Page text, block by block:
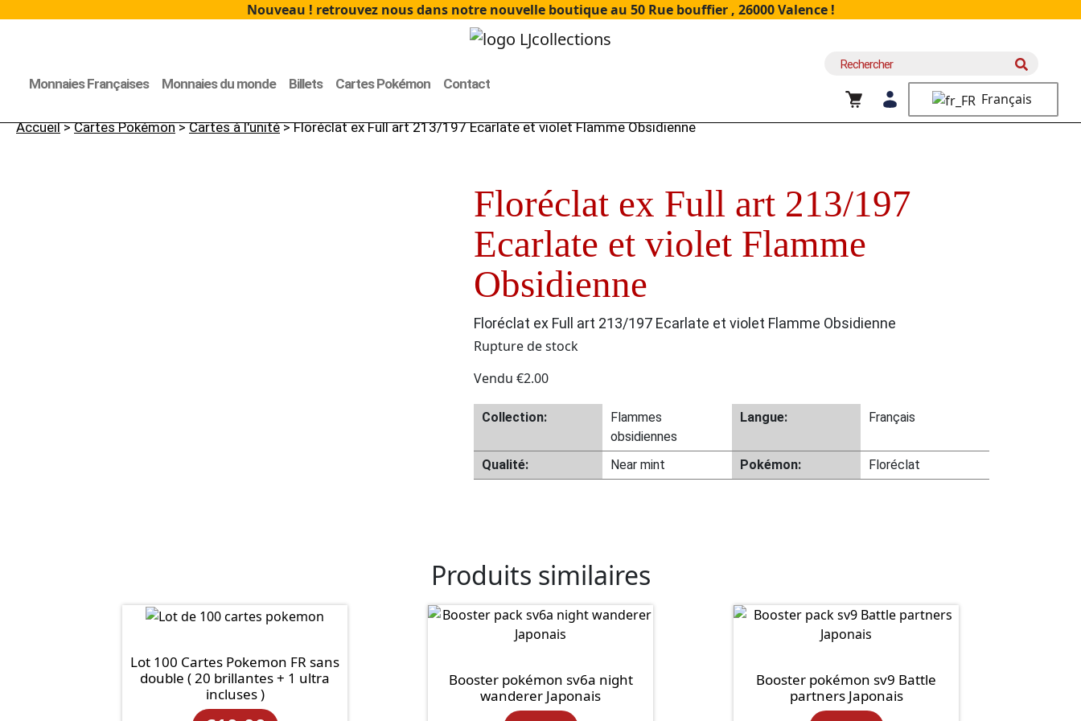
Nouveau ! retrouvez nous dans notre nouvelle boutique au 50 Rue bouffier , 26000 Valence !
Monnaies Françaises Monnaies du monde Billets Cartes Pokémon Contact
Recherche
Français
Accueil>Cartes Pokémon>Cartes à l'unité> Floréclat ex Full art 213/197 Ecarlate et violet Flamme Obsidienne
Floréclat ex Full art 213/197
Ecarlate et violet Flamme
Obsidienne
Floréclat ex Full art 213/197 Ecarlate et violet Flamme Obsidienne
Rupture de stock
Vendu €2.00
Collection:
Flammes
obsidiennes
Langue: Français
Qualité: Near mint Pokémon: Floréclat
Produits similaires
Lot 100 Cartes Pokemon FR sans
double ( 20 brillantes + 1 ultra
incluses )
Booster pokémon sv6a night
wanderer Japonais
Booster pokémon sv9 Battle
partners Japonais